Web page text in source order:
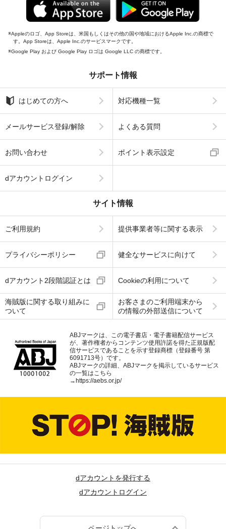
Appleのロゴ、App Storeは、米国もしくはその他の国や地域におけるApple Inc.の商標で
す。App Storeは、Apple Inc.のサービスマークです。
Google Play および Google Play ロゴは Google LLC の商標です。
サポート情報
はじめての方へ 対応機種一覧
メールサービス登録/解除 よくある質問
お問い合わせ ポイント表示設定
dアカウントログイン
サイト情報
ご利用規約 提供事業者等に関する表示
プライバシーポリシー 健全なサービスに向けて
dアカウント2段階認証とは Cookieの利用について
海賊版に関する取り組みに
ついて
お客さまのご利用端末から
の情報の外部送信について
ABJマークは、この電子書店・電子書籍配信サービス
が、著作権者からコンテンツ使用許諾を得た正規版配
信サービスであることを示す登録商標（登録番号 第
6091713号）です。
ABJマークの詳細、ABJマークを掲示しているサービス
の一覧はこちら
→ https://aebs.or.jp/
dアカウントを発行する
dアカウントログイン